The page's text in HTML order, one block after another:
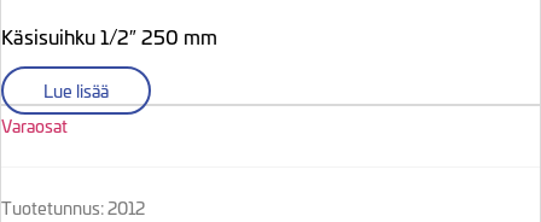
Käsisuihku 1/2″ 250 mm
Lue lisää
Varaosat
Tuotetunnus: 2012